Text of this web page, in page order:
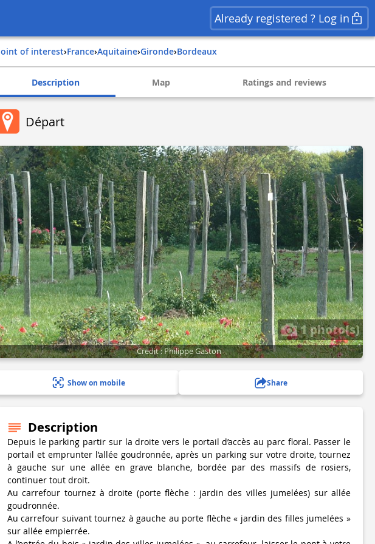
Already registered ? Log in
Point of interest› france› aquitaine› gironde› bordeaux
Description Map Ratings and reviews
Départ
1 photo(s)
Credit : Philippe Gaston
Show on mobile Share
Description
Depuis le parking partir sur la droite vers le portail d’accès au parc floral. Passer le
portail et emprunter l’allée goudronnée, après un parking sur votre droite, tournez
à gauche sur une allée en grave blanche, bordée par des massifs de rosiers,
continuer tout droit.
Au carrefour tournez à droite (porte flèche : jardin des villes jumelées) sur allée
goudronnée.
Au carrefour suivant tournez à gauche au porte flèche « jardin des filles jumelées »
sur allée empierrée.